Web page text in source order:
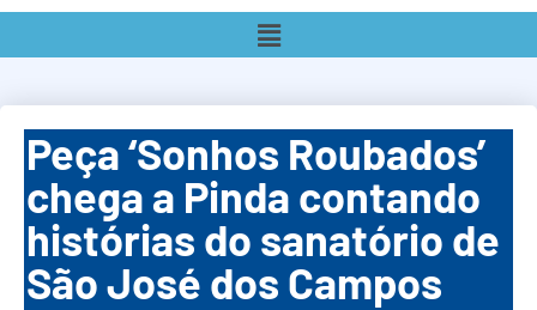
Peça ‘Sonhos Roubados’
chega a Pinda contando
histórias do sanatório de
São José dos Campos